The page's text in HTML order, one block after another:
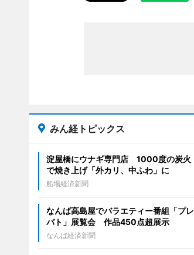
みん経トピックス
淀屋橋にウナギ専門店 1000度の炭火
で焼き上げ「外カリ、中ふわ」に
船場経済新聞
なんば高島屋でバラエティー番組「プレ
バト」展覧会 作品450点超展示
なんば経済新聞